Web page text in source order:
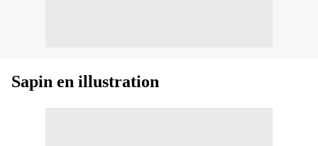
Sapin en illustration